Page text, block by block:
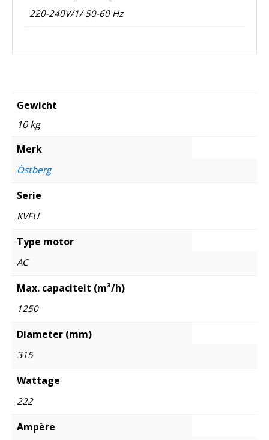
220-240V/1/ 50-60 Hz
Gewicht
10 kg
Merk
Östberg
Serie
KVFU
Type motor
AC
Max. capaciteit (m³/h)
1250
Diameter (mm)
315
Wattage
222
Ampère